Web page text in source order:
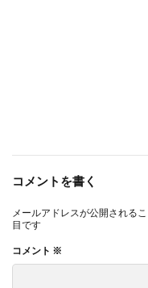
コメントを書く
メールアドレスが公開されるこ
目です
コメント ※